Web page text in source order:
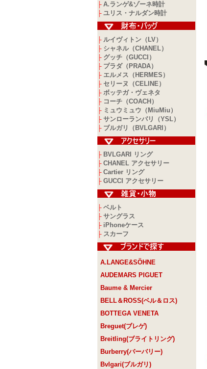
├ A.ランゲ&ゾーネ時計
├ ユリス・ナルダン時計
├ ルイヴィトン（LV）
├ シャネル（CHANEL）
├ グッチ（GUCCI）
├ プラダ（PRADA）
├ エルメス（HERMES）
├ セリーヌ（CELINE）
├ ボッテガ・ヴェネタ
├ コーチ（COACH）
├ ミュウミュウ（MiuMiu）
├ サンローランパリ（YSL）
├ ブルガリ（BVLGARI）
├ BVLGARI リング
├ CHANEL アクセサリー
├ Cartier リング
├ GUCCI アクセサリー
├ ベルト
├ サングラス
├ iPhoneケース
├ スカーフ
A.LANGE&SÖHNE
AUDEMARS PIGUET
Baume & Mercier
BELL＆ROSS(ベル＆ロス)
BOTTEGA VENETA
Breguet(ブレゲ)
Breitling(ブライトリング)
Burberry(バーバリー)
Bvlgari(ブルガリ)